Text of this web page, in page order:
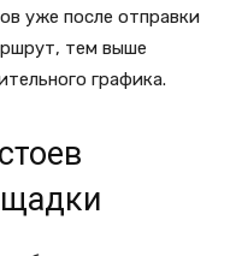
уже после отправки
тем выше
графика.